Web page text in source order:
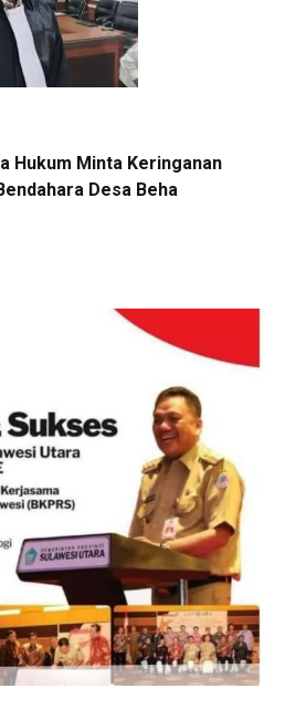
Hukum Minta Keringanan
Desa Beha